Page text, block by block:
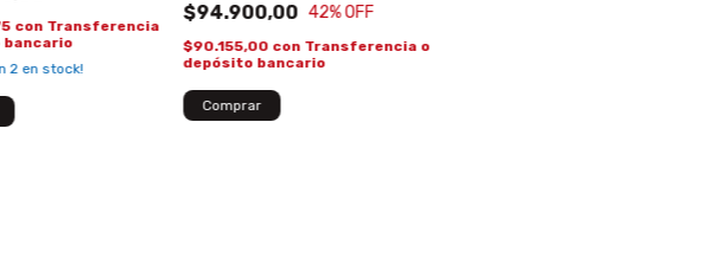
con Transferencia
bancario
2en stock!
$94.900,00 42% OFF
$90.155,00 con Transferencia o
depósito bancario